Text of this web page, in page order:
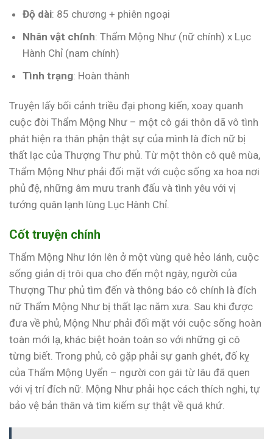
Độ dài: 85 chương + phiên ngoại
Nhân vật chính: Thẩm Mộng Như (nữ chính) x Lục
Hành Chỉ (nam chính)
Tình trạng: Hoàn thành
Truyện lấy bối cảnh triều đại phong kiến, xoay quanh
cuộc đời Thẩm Mộng Như – một cô gái thôn dã vô tình
phát hiện ra thân phận thật sự của mình là đích nữ bị
thất lạc của Thượng Thư phủ. Từ một thôn cô quê mùa,
Thẩm Mộng Như phải đối mặt với cuộc sống xa hoa nơi
phủ đệ, những âm mưu tranh đấu và tình yêu với vị
tướng quân lạnh lùng Lục Hành Chỉ.
Cốt truyện chính
Thẩm Mộng Như lớn lên ở một vùng quê hẻo lánh, cuộc
sống giản dị trôi qua cho đến một ngày, người của
Thượng Thư phủ tìm đến và thông báo cô chính là đích
nữ Thẩm Mộng Như bị thất lạc năm xưa. Sau khi được
đưa về phủ, Mộng Như phải đối mặt với cuộc sống hoàn
toàn mới lạ, khác biệt hoàn toàn so với những gì cô
từng biết. Trong phủ, cô gặp phải sự ganh ghét, đố kỵ
của Thẩm Mộng Uyển – người con gái từ lâu đã quen
với vị trí đích nữ. Mộng Như phải học cách thích nghi, tự
bảo vệ bản thân và tìm kiếm sự thật về quá khứ.